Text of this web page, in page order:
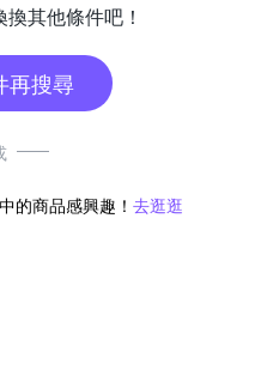
其他條件吧！
再搜尋
的商品感興趣！ 去逛逛